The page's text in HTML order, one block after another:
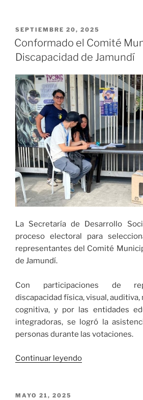
del
Cauca
articula
institucional
para
proteger
a
los
seres
sintientes»
PUBLICADO
EL
SEPTIEMBRE 20, 2025
Conformado el Comité
Discapacidad de Jamundí
La Secretaría de Desarrollo
proceso electoral para
representantes del Comité
de Jamundí.
Con participaciones de
discapacidad física, visual,
cognitiva, y por las entidades
integradoras, se logró la
personas durante las votaciones.
Continuar leyendo«Conformado
PUBLICADO
MAYO 21, 2025